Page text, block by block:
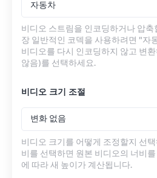
자동차
비디오 스트림을 인코딩하거나 압
장 일반적인 코덱을 사용하려면 "자
비디오를 다시 인코딩하지 않고 변
않음)를 선택하세요.
비디오 크기 조절
변화 없음
비디오 크기를 어떻게 조정할지 선
비를 선택하면 원본 비디오의 너비
에 따라 새 높이가 계산됩니다.